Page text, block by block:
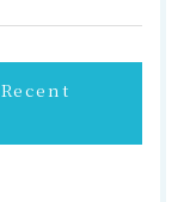
Recent